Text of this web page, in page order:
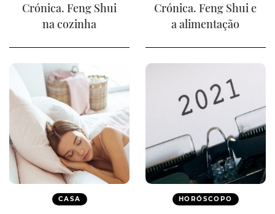
Crónica. Feng Shui
na cozinha
Crónica. Feng Shui e
a alimentação
CASA HORÓSCOPO